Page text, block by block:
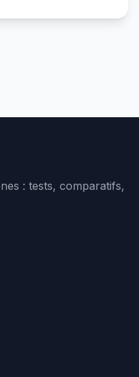
: tests, comparatifs,